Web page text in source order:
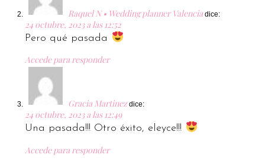
Raquel N • Wedding planner Valencia dice:
24 octubre, 2023 a las 12:52
Pero qué pasada
Accede para responder
Gracia Martinez dice:
24 octubre, 2023 a las 12:49
Una pasada!!! Otro éxito, eleyce!!!
Accede para responder